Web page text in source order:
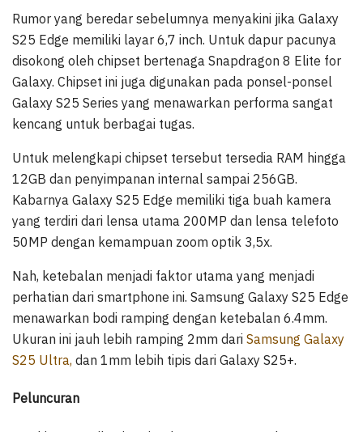
Rumor yang beredar sebelumnya menyakini jika Galaxy
S25 Edge memiliki layar 6,7 inch. Untuk dapur pacunya
disokong oleh chipset bertenaga Snapdragon 8 Elite for
Galaxy. Chipset ini juga digunakan pada ponsel-ponsel
Galaxy S25 Series yang menawarkan performa sangat
kencang untuk berbagai tugas.
Untuk melengkapi chipset tersebut tersedia RAM hingga
12GB dan penyimpanan internal sampai 256GB.
Kabarnya Galaxy S25 Edge memiliki tiga buah kamera
yang terdiri dari lensa utama 200MP dan lensa telefoto
50MP dengan kemampuan zoom optik 3,5x.
Nah, ketebalan menjadi faktor utama yang menjadi
perhatian dari smartphone ini. Samsung Galaxy S25 Edge
menawarkan bodi ramping dengan ketebalan 6.4mm.
Ukuran ini jauh lebih ramping 2mm dari Samsung Galaxy
S25 Ultra, dan 1mm lebih tipis dari Galaxy S25+.
Peluncuran